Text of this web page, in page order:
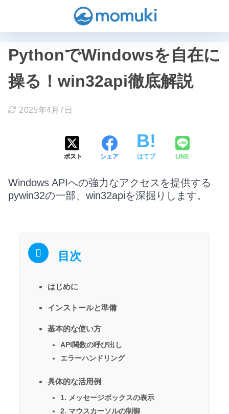
PythonでWindowsを自在に
操る！win32api徹底解説
2025年4月7日
ポスト シェア はてブ LINE
Windows APIへの強力なアクセスを提供する
pywin32の一部、win32apiを深掘りします。
目次
はじめに
インストールと準備
基本的な使い方
API関数の呼び出し
エラーハンドリング
具体的な活用例
1. メッセージボックスの表示
2. マウスカーソルの制御